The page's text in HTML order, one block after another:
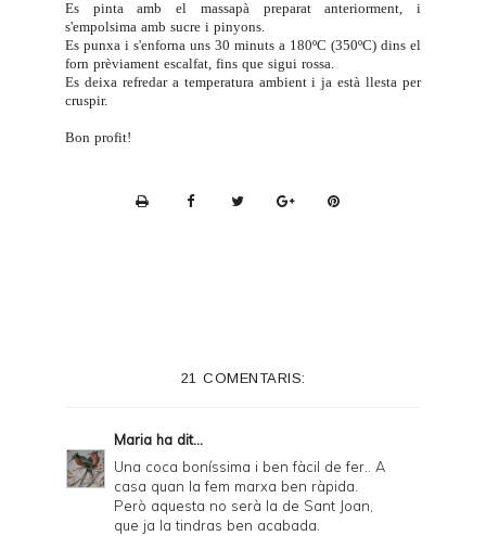
Es pinta amb el massapà preparat anteriorment, i
s'empolsima amb sucre i pinyons.
Es punxa i s'enforna uns 30 minuts a 180ºC (350ºC) dins el
forn prèviament escalfat, fins que sigui rossa.
Es deixa refredar a temperatura ambient i ja està llesta per
cruspir.
Bon profit!
i
e
21 COMENTARIS:
Maria ha dit...
Una coca boníssima i ben fàcil de fer.. A
casa quan la fem marxa ben ràpida.
Però aquesta no serà la de Sant Joan,
que ja la tindras ben acabada.